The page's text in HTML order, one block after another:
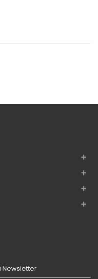
+
+
+
+
Newsletter